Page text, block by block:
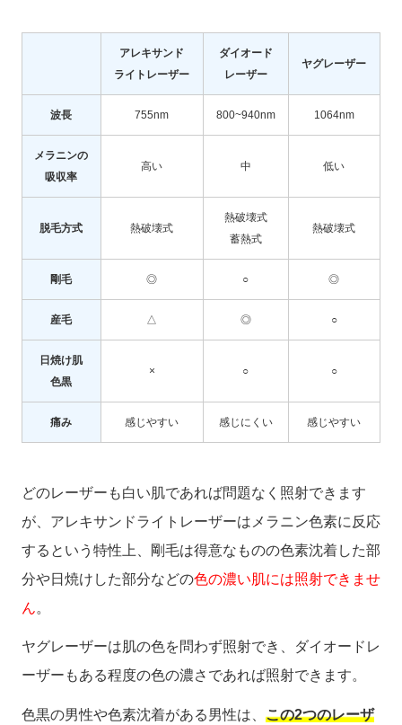
アレキサンド
ライトレーザー
ダイオード
レーザー
ヤグレーザー
波長 755nm 800~940nm 1064nm
メラニンの
吸収率
高い 中 低い
脱毛方式 熱破壊式
熱破壊式
蓄熱式
熱破壊式
剛毛 ◎ ○ ◎
産毛 △ ◎ ○
日焼け肌
色黒
× ○ ○
痛み 感じやすい 感じにくい 感じやすい
どのレーザーも白い肌であれば問題なく照射できます
が、アレキサンドライトレーザーはメラニン色素に反応
するという特性上、剛毛は得意なものの色素沈着した部
分や日焼けした部分などの色の濃い肌には照射できませ
ん。
ヤグレーザーは肌の色を問わず照射でき、ダイオードレ
ーザーもある程度の色の濃さであれば照射できます。
色黒の男性や色素沈着がある男性は、 この2つのレーザ